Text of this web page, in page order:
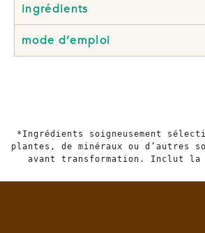
ingrédients
mode d’emploi
*Ingrédients soigneusement
plantes, de minéraux ou d’autres
avant transformation. Inclut la